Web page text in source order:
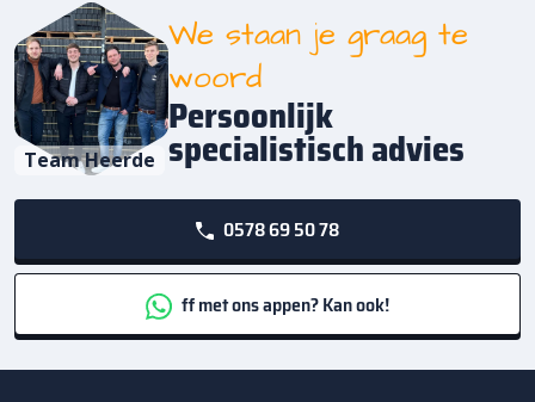
Team Heerde
We staan je graag te
woord
Persoonlijk
specialistisch advies
0578 69 50 78
ff met ons appen? Kan ook!